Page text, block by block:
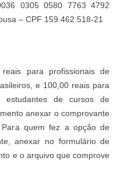
0305 0580 7763 4792
– CPF 159.462.518-21
para profissionais de
e 100,00 reais para
de cursos de
anexar o comprovante
quem fez a opção de
anexar no formulário de
e o arquivo que comprove